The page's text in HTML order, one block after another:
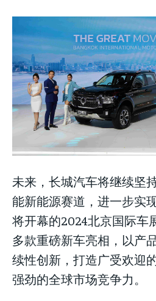
未来，长城汽车将继续坚
能新能源赛道，进一步实
将开幕的2024北京国际车
多款重磅新车亮相，以产
续性创新，打造广受欢迎
强劲的全球市场竞争力。